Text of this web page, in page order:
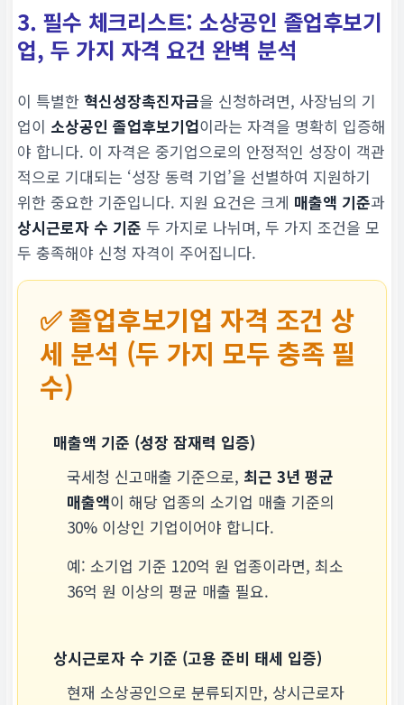
졸업후보기업 전용 상시
책자금 사이트)
3. 필수 체크리스트: 소상공인 졸업후보기
업, 두 가지 자격 요건 완벽 분석
이 특별한 혁신성장촉진자금을 신청하려면, 사장님의 기
업이 소상공인 졸업후보기업이라는 자격을 명확히 입증해
야 합니다. 이 자격은 중기업으로의 안정적인 성장이 객관
적으로 기대되는 ‘성장 동력 기업’을 선별하여 지원하기
위한 중요한 기준입니다. 지원 요건은 크게 매출액 기준과
상시근로자 수 기준 두 가지로 나뉘며, 두 가지 조건을 모
두 충족해야 신청 자격이 주어집니다.
✅ 졸업후보기업 자격 조건 상
세 분석 (두 가지 모두 충족 필
수)
매출액 기준 (성장 잠재력 입증)
국세청 신고매출 기준으로, 최근 3년 평균
매출액이 해당 업종의 소기업 매출 기준의
30% 이상인 기업이어야 합니다.
예: 소기업 기준 120억 원 업종이라면, 최소
36억 원 이상의 평균 매출 필요.
상시근로자 수 기준 (고용 준비 태세 입증)
현재 소상공인으로 분류되지만, 상시근로자